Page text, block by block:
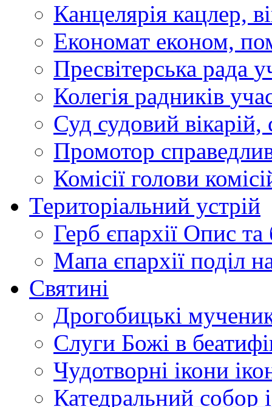
Канцелярія кацлер,
Економат економ,
Пресвітерська рада
Колегія радників
Суд судовий вікарій,
Промотор
Комісії голови
Територіальний устрій
Герб єпархії Опис та
Мапа єпархії поділ
Святині
Дрогобицькі
Слуги Божі в
Чудотворні ікони
Катедральний собор